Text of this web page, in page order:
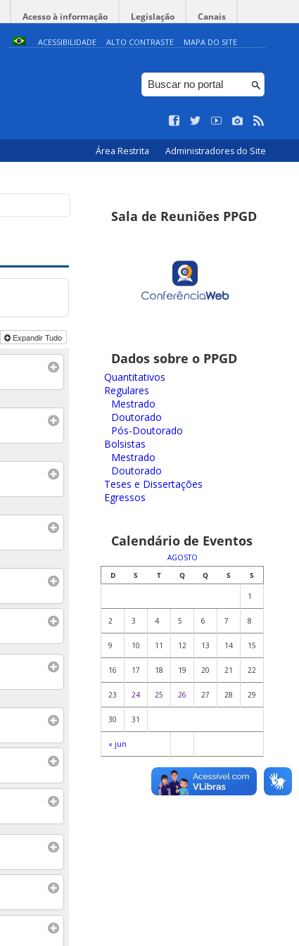
Acesso à informação Legislação Canais
ACESSIBILIDADE ALTO CONTRASTE MAPA DO SITE
Área Restrita Administradores do Site
Expandir Tudo
Sala de Reuniões PPGD
Dados sobre o PPGD
Quantitativos
Regulares
Mestrado
Doutorado
Pós-Doutorado
Bolsistas
Mestrado
Doutorado
Teses e Dissertações
Egressos
Calendário de Eventos
AGOSTO
D
S T Q Q S S
« jun
1
2 3 4 5 6 7 8
9 10 11 12 13 14 15
16 17 18 19 20 21 22
23 24 25 26 27 28 29
30 31